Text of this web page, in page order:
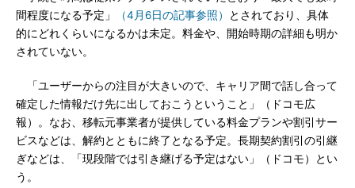
間程度になる予定」
（4月6日の記事参照）
とされており、具体
的にどれくらいになるかは未定。料金や、開始時期の詳細も明か
されていない。
「ユーザーからの注目が大きいので、キャリア間で話し合って
確定した情報だけ先に出しておこうということ」（ドコモ広
報）。なお、移転元事業者が提供している料金プランや割引サー
ビスなどは、解約とともに終了となる予定。長期契約割引の引継
ぎなどは、「現段階では引き継げる予定はない」（ドコモ）とい
う。